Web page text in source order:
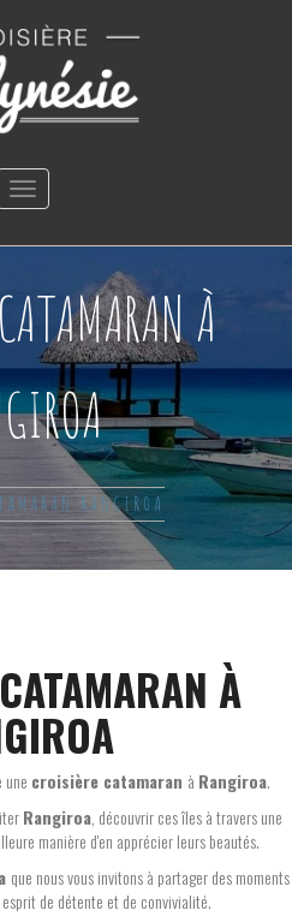
Toggle
navigation
À
RANGIROA
À
croisière catamaran à Rangiroa.
Rangiroa, découvrir ces îles à travers une
manière d'en apprécier leurs beautés.
que nous vous invitons à partager des moments
de détente et de convivialité.